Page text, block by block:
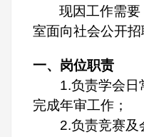
现因工作需
室面向社会公开招
一、岗位职责
1.负责学会日
完成年审工作；
2.负责竞赛及